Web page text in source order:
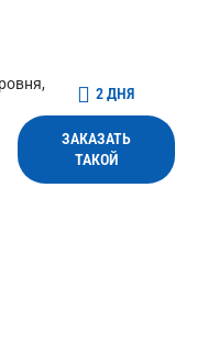
2 ДНЯ
ЗАКАЗАТЬ
ТАКОЙ